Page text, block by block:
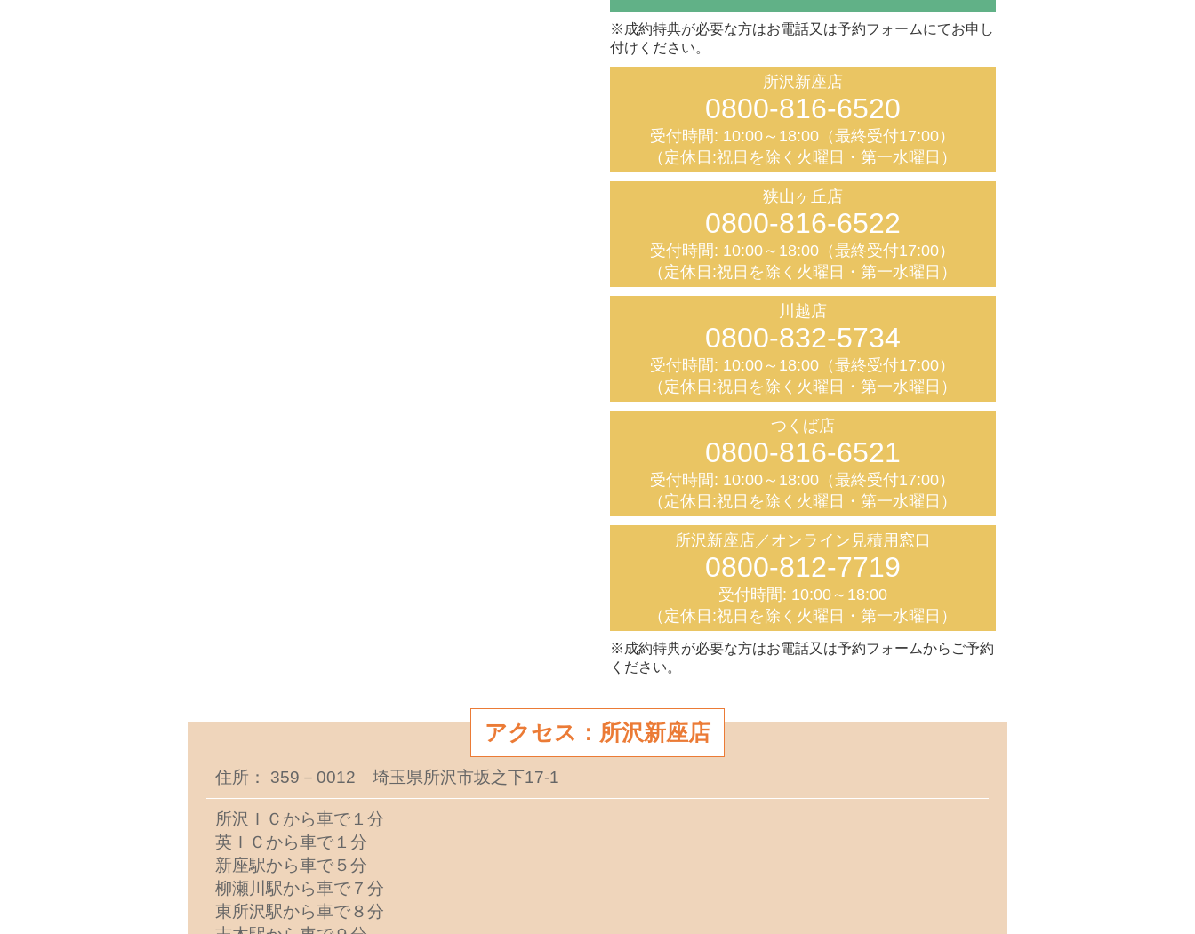
※成約特典が必要な方はお電話又は予約フォームにてお申し
付けください。
所沢新座店
0800-816-6520
受付時間: 10:00～18:00（最終受付17:00）
（定休日:祝日を除く火曜日・第一水曜日）
狭山ヶ丘店
0800-816-6522
受付時間: 10:00～18:00（最終受付17:00）
（定休日:祝日を除く火曜日・第一水曜日）
川越店
0800-832-5734
受付時間: 10:00～18:00（最終受付17:00）
（定休日:祝日を除く火曜日・第一水曜日）
つくば店
0800-816-6521
受付時間: 10:00～18:00（最終受付17:00）
（定休日:祝日を除く火曜日・第一水曜日）
所沢新座店／オンライン見積用窓口
0800-812-7719
受付時間: 10:00～18:00
（定休日:祝日を除く火曜日・第一水曜日）
※成約特典が必要な方はお電話又は予約フォームからご予約
ください。
アクセス：所沢新座店
住所： 359－0012 埼玉県所沢市坂之下17-1
所沢ＩＣから車で１分
英ＩＣから車で１分
新座駅から車で５分
柳瀬川駅から車で７分
東所沢駅から車で８分